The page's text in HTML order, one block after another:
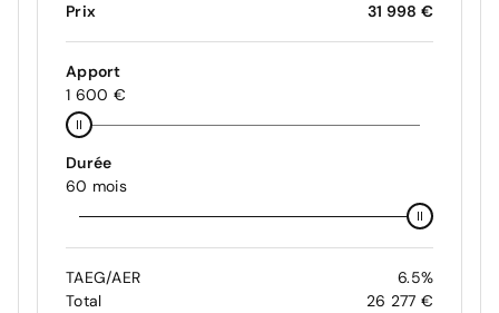
Prix 31 998 €
Apport
1 600 €
Durée
60 mois
TAEG/AER
6.5%
Total
26 277 €